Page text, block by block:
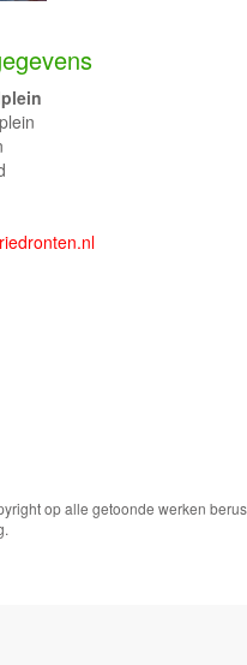
op alle getoonde werken